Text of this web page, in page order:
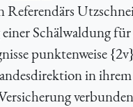
Referendärs
Schälwaldung
punktenweise
in